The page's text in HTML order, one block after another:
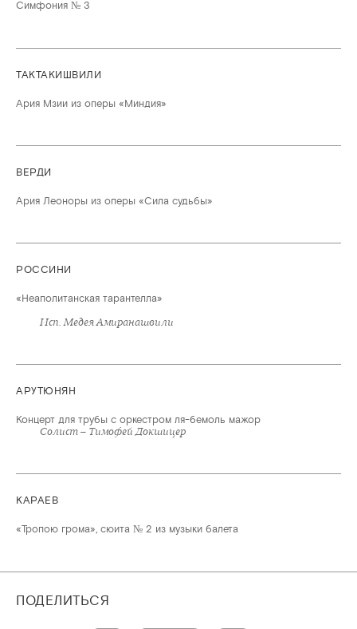
Симфония № 3
ТАКТАКИШВИЛИ
Ария Мзии из оперы «Миндия»
ВЕРДИ
Ария Леоноры из оперы «Сила судьбы»
РОССИНИ
«Неаполитанская тарантелла»
Исп. Медея Амиранашвили
АРУТЮНЯН
Концерт для трубы с оркестром ля-бемоль мажор
Солист – Тимофей Докшицер
КАРАЕВ
«Тропою грома», сюита № 2 из музыки балета
ПОДЕЛИТЬСЯ